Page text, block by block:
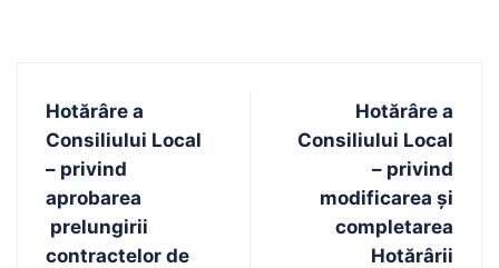
Hotărâre a
Consiliului Local
– privind
aprobarea
prelungirii
contractelor de
Hotărâre a
Consiliului Local
– privind
modificarea şi
completarea
Hotărârii